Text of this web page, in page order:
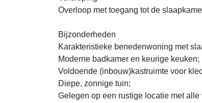
Overloop met toegang tot de
Bijzonderheden
Karakteristieke benedenwoning met
Moderne badkamer en keurige keuken;
Voldoende (inbouw)kastruimte voor
Diepe, zonnige tuin;
Gelegen op een rustige locatie met